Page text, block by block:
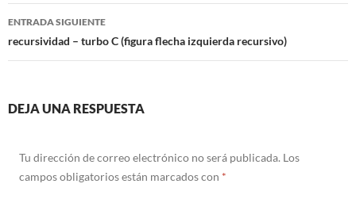
entradas
ENTRADA SIGUIENTE
recursividad – turbo C (figura flecha izquierda recursivo)
DEJA UNA RESPUESTA
Tu dirección de correo electrónico no será publicada. Los
campos obligatorios están marcados con *